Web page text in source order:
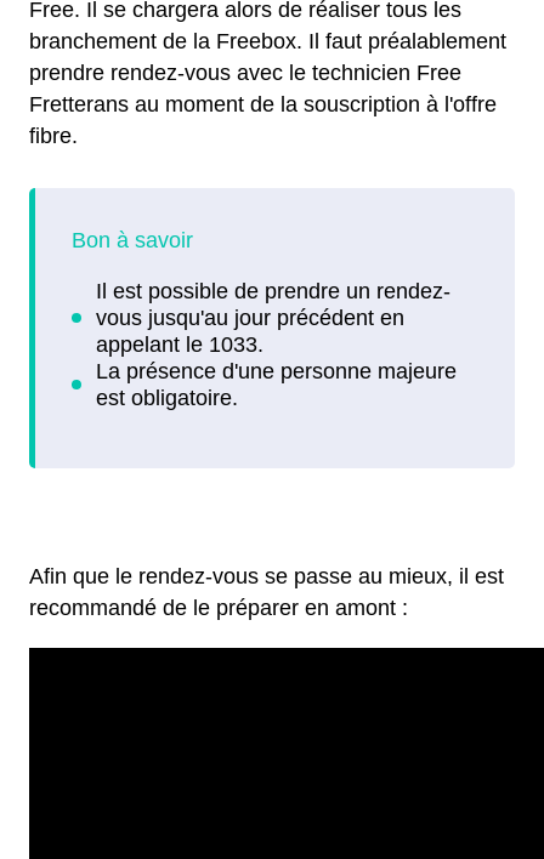
Free. Il se chargera alors de réaliser tous les
branchement de la Freebox. Il faut préalablement
prendre rendez-vous avec le technicien Free
Fretterans au moment de la souscription à l'offre
fibre.
Afin que le rendez-vous se passe au mieux, il est
recommandé de le préparer en amont :